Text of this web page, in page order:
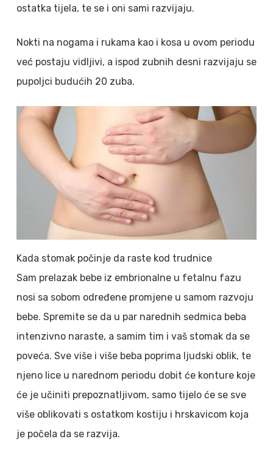
ostatka tijela, te se i oni sami razvijaju.
Nokti na nogama i rukama kao i kosa u ovom periodu
već postaju vidljivi, a ispod zubnih desni razvijaju se
pupoljci budućih 20 zuba.
Kada stomak počinje da raste kod trudnice
Sam prelazak bebe iz embrionalne u fetalnu fazu
nosi sa sobom određene promjene u samom razvoju
bebe. Spremite se da u par narednih sedmica beba
intenzivno naraste, a samim tim i vaš stomak da se
poveća. Sve više i više beba poprima ljudski oblik, te
njeno lice u narednom periodu dobit će konture koje
će je učiniti prepoznatljivom, samo tijelo će se sve
više oblikovati s ostatkom kostiju i hrskavicom koja
je počela da se razvija.